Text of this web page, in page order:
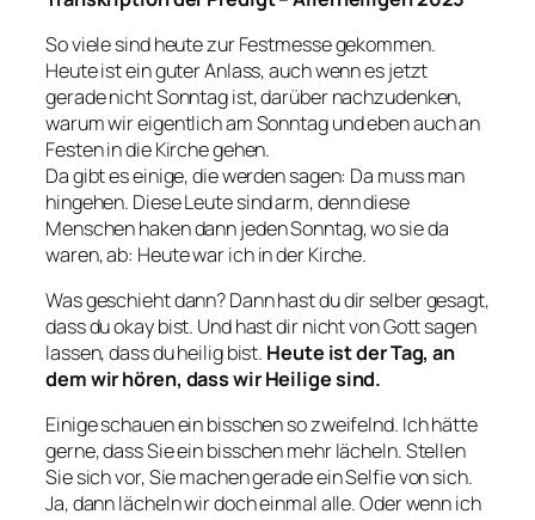
So viele sind heute zur Festmesse gekommen.
Heute ist ein guter Anlass, auch wenn es jetzt
gerade nicht Sonntag ist, darüber nachzudenken,
warum wir eigentlich am Sonntag und eben auch an
Festen in die Kirche gehen.
Da gibt es einige, die werden sagen: Da muss man
hingehen. Diese Leute sind arm, denn diese
Menschen haken dann jeden Sonntag, wo sie da
waren, ab: Heute war ich in der Kirche.
Was geschieht dann? Dann hast du dir selber gesagt,
dass du okay bist. Und hast dir nicht von Gott sagen
lassen, dass du heilig bist. Heute ist der Tag, an
dem wir hören, dass wir Heilige sind.
Einige schauen ein bisschen so zweifelnd. Ich hätte
gerne, dass Sie ein bisschen mehr lächeln. Stellen
Sie sich vor, Sie machen gerade ein Selfie von sich.
Ja, dann lächeln wir doch einmal alle. Oder wenn ich